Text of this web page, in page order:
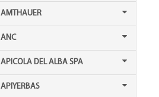
AMTHAUER
ANC
APICOLA DEL ALBA SPA
APIYERBAS